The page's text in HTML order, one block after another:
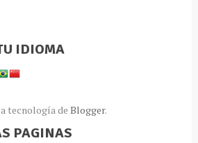
IDIOMA
tecnología de Blogger.
PAGINAS